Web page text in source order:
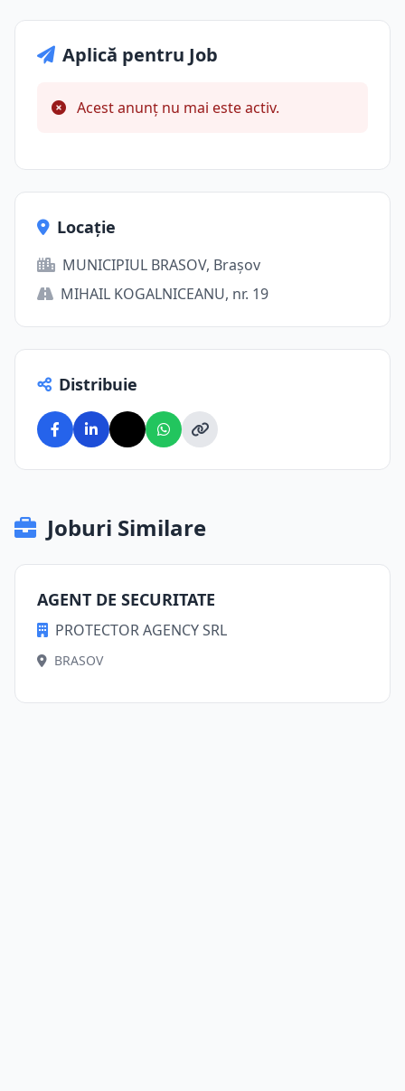
Aplică pentru Job
Acest anunț nu mai este activ.
Locație
MUNICIPIUL BRASOV, Brașov
MIHAIL KOGALNICEANU, nr. 19
Distribuie
Joburi Similare
AGENT DE SECURITATE
PROTECTOR AGENCY SRL
BRASOV